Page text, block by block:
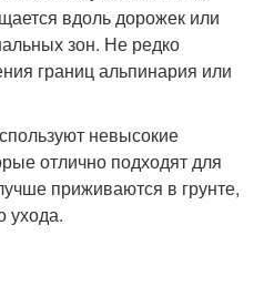
вдоль дорожек или
зон. Не редко
границ альпинария или
невысокие
отлично подходят для
приживаются в грунте,
ухода.